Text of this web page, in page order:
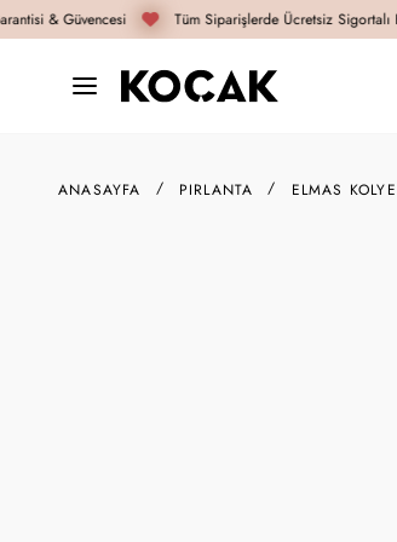
& Güvencesi Tüm Siparişlerde Ücretsiz Sigortalı
ANASAYFA PIRLANTA ELMAS